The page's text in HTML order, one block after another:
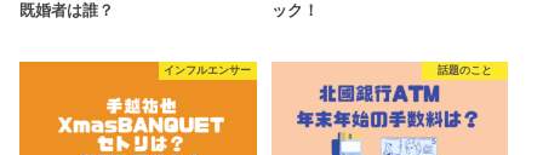
既婚者は誰？
ック！
インフルエンサー 話題のこと